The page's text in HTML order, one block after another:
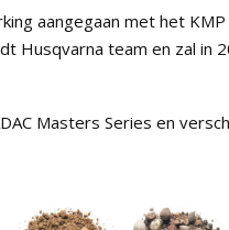
aangegaan met het
Husqvarna team en zal in
Masters Series en